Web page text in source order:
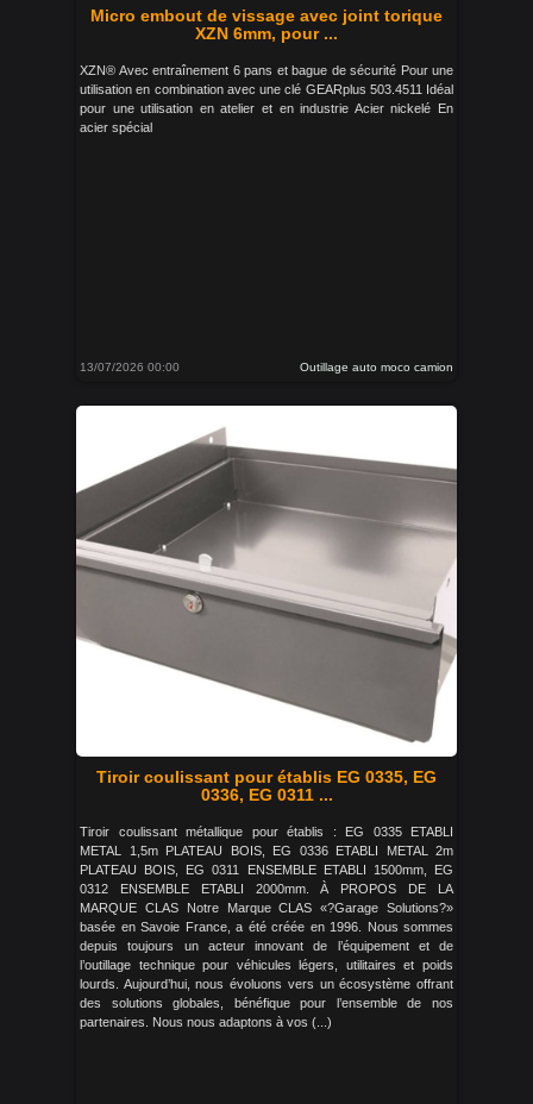
Micro embout de vissage avec joint torique
XZN 6mm, pour ...
XZN® Avec entraînement 6 pans et bague de sécurité Pour une
utilisation en combination avec une clé GEARplus 503.4511 Idéal
pour une utilisation en atelier et en industrie Acier nickelé En
acier spécial
13/07/2026 00:00 Outillage auto moco camion
Tiroir coulissant pour établis EG 0335, EG
0336, EG 0311 ...
Tiroir coulissant métallique pour établis : EG 0335 ETABLI
METAL 1,5m PLATEAU BOIS, EG 0336 ETABLI METAL 2m
PLATEAU BOIS, EG 0311 ENSEMBLE ETABLI 1500mm, EG
0312 ENSEMBLE ETABLI 2000mm. À PROPOS DE LA
MARQUE CLAS Notre Marque CLAS «?Garage Solutions?»
basée en Savoie France, a été créée en 1996. Nous sommes
depuis toujours un acteur innovant de l’équipement et de
l’outillage technique pour véhicules légers, utilitaires et poids
lourds. Aujourd’hui, nous évoluons vers un écosystème offrant
des solutions globales, bénéfique pour l’ensemble de nos
partenaires. Nous nous adaptons à vos (...)